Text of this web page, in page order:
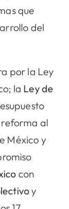
que
del
por la Ley
la Ley de
reforma al
México y
con
y